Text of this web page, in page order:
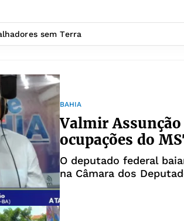
BAHIA
Valmir
ocupações do
O deputado federal
na Câmara dos